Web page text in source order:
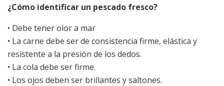
¿Cómo identificar un pescado fresco?
• Debe tener olor a mar
• La carne debe ser de consistencia firme, elástica y
resistente a la presión de los dedos.
• La cola debe ser firme.
• Los ojos deben ser brillantes y saltones.